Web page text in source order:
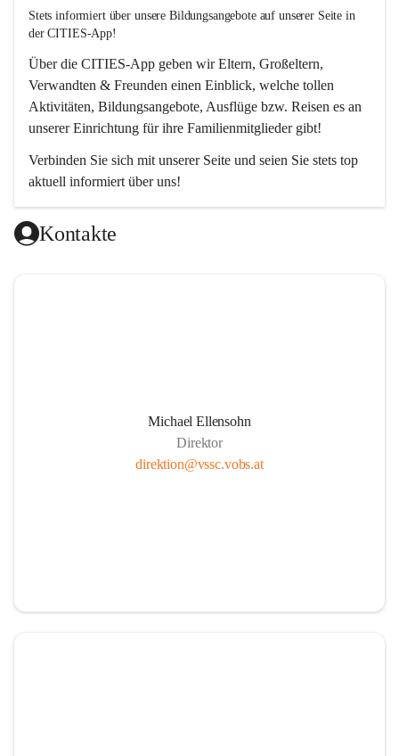
Stets informiert über unsere Bildungsangebote auf unserer Seite in
der CITIES-App!
Über die CITIES-App geben wir Eltern, Großeltern,
Verwandten & Freunden einen Einblick, welche tollen
Aktivitäten, Bildungsangebote, Ausflüge bzw. Reisen es an
unserer Einrichtung für ihre Familienmitglieder gibt!
Verbinden Sie sich mit unserer Seite und seien Sie stets top
aktuell informiert über uns!
Kontakte
Michael Ellensohn
Direktor
direktion@vssc.vobs.at